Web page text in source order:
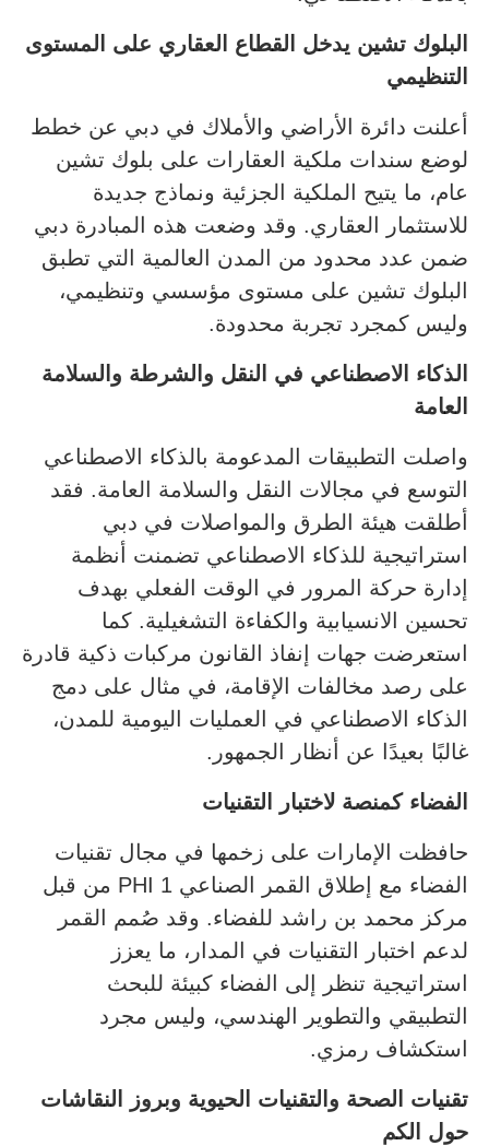
البلوك تشين يدخل القطاع العقاري على المستوى
التنظيمي
أعلنت دائرة الأراضي والأملاك في دبي عن خطط
لوضع سندات ملكية العقارات على بلوك تشين
عام، ما يتيح الملكية الجزئية ونماذج جديدة
للاستثمار العقاري. وقد وضعت هذه المبادرة دبي
ضمن عدد محدود من المدن العالمية التي تطبق
البلوك تشين على مستوى مؤسسي وتنظيمي،
وليس كمجرد تجربة محدودة.
الذكاء الاصطناعي في النقل والشرطة والسلامة
العامة
واصلت التطبيقات المدعومة بالذكاء الاصطناعي
التوسع في مجالات النقل والسلامة العامة. فقد
أطلقت هيئة الطرق والمواصلات في دبي
استراتيجية للذكاء الاصطناعي تضمنت أنظمة
إدارة حركة المرور في الوقت الفعلي بهدف
تحسين الانسيابية والكفاءة التشغيلية. كما
استعرضت جهات إنفاذ القانون مركبات ذكية قادرة
على رصد مخالفات الإقامة، في مثال على دمج
الذكاء الاصطناعي في العمليات اليومية للمدن،
غالبًا بعيدًا عن أنظار الجمهور.
الفضاء كمنصة لاختبار التقنيات
حافظت الإمارات على زخمها في مجال تقنيات
الفضاء مع إطلاق القمر الصناعي PHI 1 من قبل
مركز محمد بن راشد للفضاء. وقد صُمم القمر
لدعم اختبار التقنيات في المدار، ما يعزز
استراتيجية تنظر إلى الفضاء كبيئة للبحث
التطبيقي والتطوير الهندسي، وليس مجرد
استكشاف رمزي.
تقنيات الصحة والتقنيات الحيوية وبروز النقاشات
حول الكم